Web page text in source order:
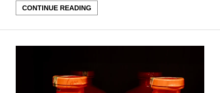
CONTINUE READING